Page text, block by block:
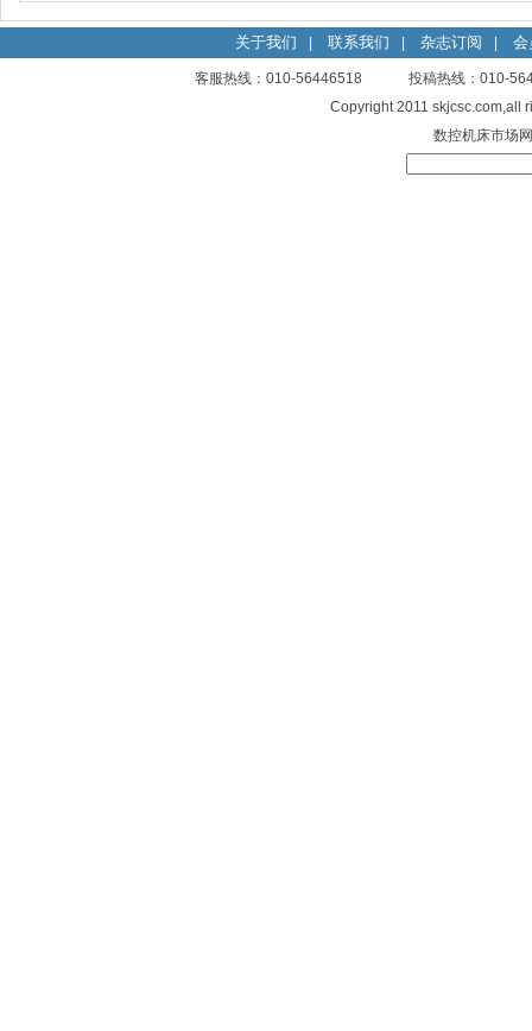
关于我们 联系我们 杂志订阅 会
客服热线：010-56446518 投稿热线：
Copyright 2011
数控机床市场网